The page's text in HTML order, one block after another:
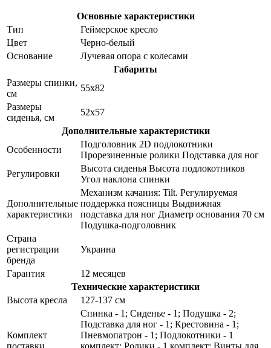
Основные характеристики
Тип
Геймерское кресло
Цвет
Черно-белый
Основание
Лучевая опора с колесами
Габариты
Размеры спинки,
см
55x82
Размеры
сиденья, см
52x57
Дополнительные характеристики
Особенности
Подголовник 2D подлокотники
Прорезиненные ролики Подставка для ног
Регулировки
Высота сиденья Высота подлокотников
Угол наклона спинки
Дополнительные
характеристики
Механизм качания: Tilt. Регулируемая
поддержка поясницы Выдвижная
подставка для ног Диаметр основания 70 см
Подушка-подголовник
Страна
регистрации
бренда
Украина
Гарантия
12 месяцев
Технические характеристики
Высота кресла
127-137 см
Комплект
Спинка - 1; Сиденье - 1; Подушка - 2;
Подставка для ног - 1; Крестовина - 1;
Пневмопатрон - 1; Подлокотники - 1